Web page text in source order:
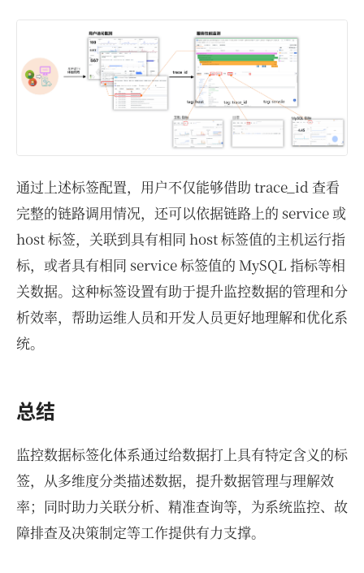
通过上述标签配置，用户不仅能够借助 trace_id 查看
完整的链路调用情况，还可以依据链路上的 service 或
host 标签，关联到具有相同 host 标签值的主机运行指
标，或者具有相同 service 标签值的 MySQL 指标等相
关数据。这种标签设置有助于提升监控数据的管理和分
析效率，帮助运维人员和开发人员更好地理解和优化系
统。
总结
监控数据标签化体系通过给数据打上具有特定含义的标
签，从多维度分类描述数据，提升数据管理与理解效
率；同时助力关联分析、精准查询等，为系统监控、故
障排查及决策制定等工作提供有力支撑。